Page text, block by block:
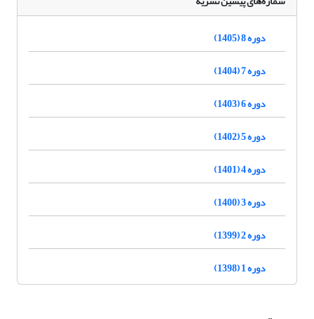
دوره 8 (1405)
دوره 7 (1404)
دوره 6 (1403)
دوره 5 (1402)
دوره 4 (1401)
دوره 3 (1400)
دوره 2 (1399)
دوره 1 (1398)